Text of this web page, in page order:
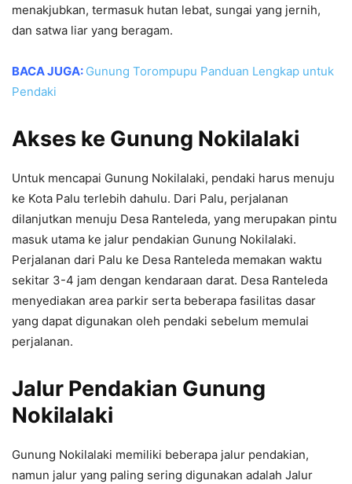
menakjubkan, termasuk hutan lebat, sungai yang jernih,
dan satwa liar yang beragam.
BACA JUGA: Gunung Torompupu Panduan Lengkap untuk
Pendaki
Akses ke Gunung Nokilalaki
Untuk mencapai Gunung Nokilalaki, pendaki harus menuju
ke Kota Palu terlebih dahulu. Dari Palu, perjalanan
dilanjutkan menuju Desa Ranteleda, yang merupakan pintu
masuk utama ke jalur pendakian Gunung Nokilalaki.
Perjalanan dari Palu ke Desa Ranteleda memakan waktu
sekitar 3-4 jam dengan kendaraan darat. Desa Ranteleda
menyediakan area parkir serta beberapa fasilitas dasar
yang dapat digunakan oleh pendaki sebelum memulai
perjalanan.
Jalur Pendakian Gunung
Nokilalaki
Gunung Nokilalaki memiliki beberapa jalur pendakian,
namun jalur yang paling sering digunakan adalah Jalur